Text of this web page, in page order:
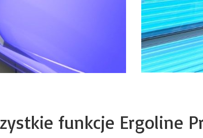
funkcje Ergoline